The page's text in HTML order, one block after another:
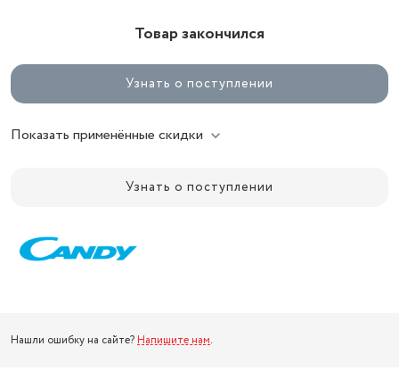
Товар закончился
Узнать о поступлении
Показать применённые скидки
Узнать о поступлении
Нашли ошибку на сайте? Напишите нам.